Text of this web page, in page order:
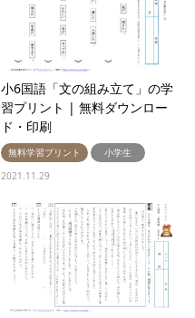
小6国語「文の組み立て」の学
習プリント | 無料ダウンロー
ド・印刷
無料学習プリント
小学生
2021.11.29